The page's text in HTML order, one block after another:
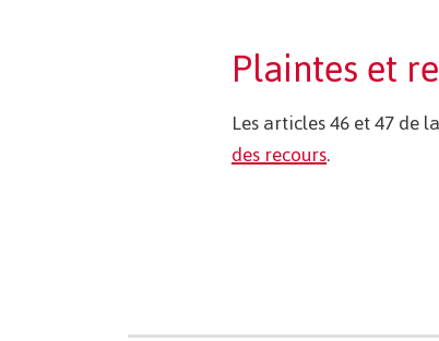
Plaintes et
Les articles 46 et 47 de
des recours.